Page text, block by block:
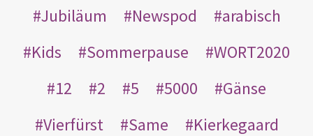
Jubiläum
Newspod
arabisch
Kids
Sommerpause
WORT2020
12
2 5 5000
Gänse
Vierfürst
Same
Kierkegaard